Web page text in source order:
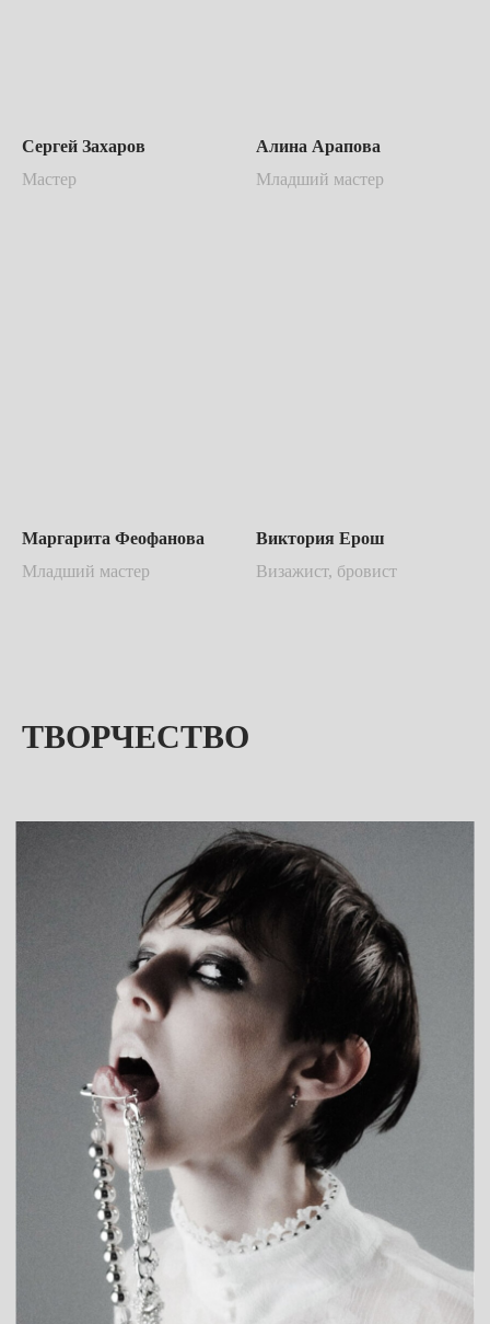
Сергей Захаров
Мастер
Алина Арапова
Младший мастер
Маргарита Феофанова
Младший мастер
Виктория Ерош
Визажист, бровист
ТВОРЧЕСТВО